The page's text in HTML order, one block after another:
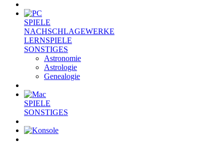
SPIELE
NACHSCHLAGEWERKE
LERNSPIELE
SONSTIGES
Astronomie
Astrologie
Genealogie
SPIELE
SONSTIGES